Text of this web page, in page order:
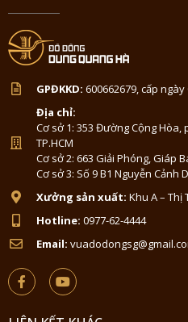
GPĐKKD: 600662679, cấp
Địa chỉ:
Cơ sở 1: 353 Đường Cộng Hòa,
TP.HCM
Cơ sở 2: 663 Giải Phóng, Giáp
Cơ sở 3: Số 9 B1 Nguyễn Cảnh
Xưởng sản xuất: Khu A – Thị
Hotline: 0977-62-4444
Email: